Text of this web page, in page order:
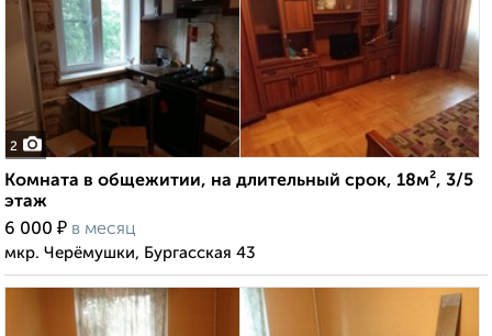
2
Комната в общежитии, на длительный срок, 18м², 3/5
этаж
6 000 ₽ в месяц
мкр. Черёмушки, Бургасская 43